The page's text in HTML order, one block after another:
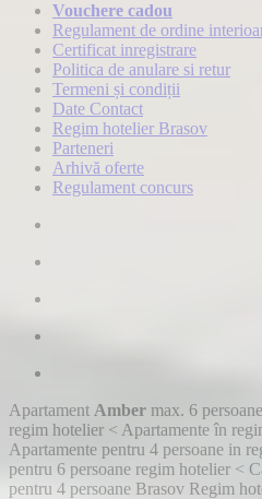
Vouchere cadou
Regulament de ordine
Certificat inregistrare
Politica de anulare si retur
Termeni și condiții
Date Contact
Regim hotelier Brasov
Parteneri
Arhivă oferte
Regulament concurs
Apartament Amber max. 6 persoane
regim hotelier < Apartamente în
Apartamente pentru 4 persoane in
pentru 6 persoane regim hotelier <
pentru 4 persoane Brasov Regim